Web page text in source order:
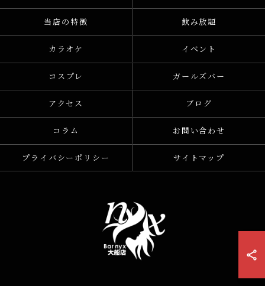
当店の特徴 飲み放題
カラオケ イベント
コスプレ ガールズバー
アクセス ブログ
コラム お問い合わせ
プライバシーポリシー サイトマップ